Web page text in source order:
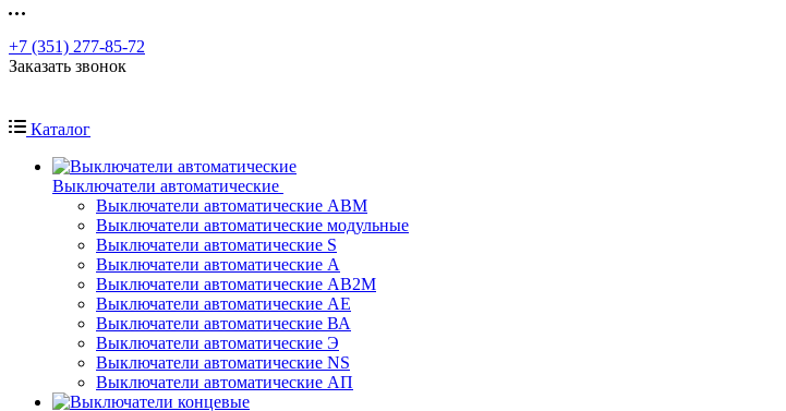
+7 (351) 277-85-72
Заказать звонок
Каталог
Выключатели автоматические
Выключатели автоматические АВМ
Выключатели автоматические модульные
Выключатели автоматические S
Выключатели автоматические А
Выключатели автоматические АВ2М
Выключатели автоматические АЕ
Выключатели автоматические ВА
Выключатели автоматические Э
Выключатели автоматические NS
Выключатели автоматические АП